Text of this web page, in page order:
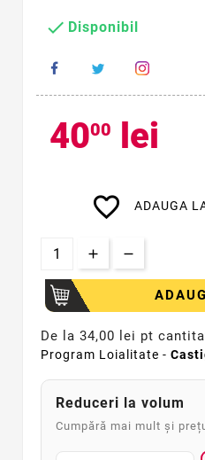
 Disponibil
4000 lei
favorite_border ADAUGA
De la 34,00 lei pt
Program Loialitate -
Reduceri la volum
Cumpără mai mult și